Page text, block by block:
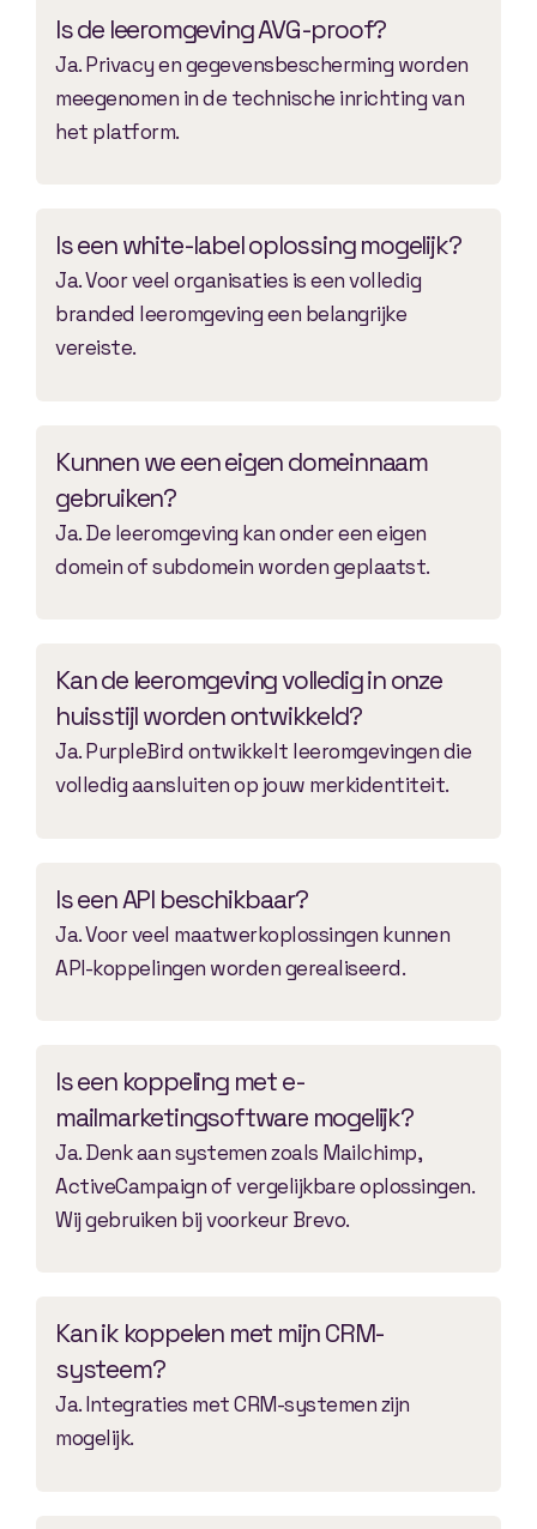
Is de leeromgeving AVG-proof?
Ja. Privacy en gegevensbescherming worden
meegenomen in de technische inrichting van
het platform.
Is een white-label oplossing mogelijk?
Ja. Voor veel organisaties is een volledig
branded leeromgeving een belangrijke
vereiste.
Kunnen we een eigen domeinnaam
gebruiken?
Ja. De leeromgeving kan onder een eigen
domein of subdomein worden geplaatst.
Kan de leeromgeving volledig in onze
huisstijl worden ontwikkeld?
Ja. PurpleBird ontwikkelt leeromgevingen die
volledig aansluiten op jouw merkidentiteit.
Is een API beschikbaar?
Ja. Voor veel maatwerkoplossingen kunnen
API-koppelingen worden gerealiseerd.
Is een koppeling met e-
mailmarketingsoftware mogelijk?
Ja. Denk aan systemen zoals Mailchimp,
ActiveCampaign of vergelijkbare oplossingen.
Wij gebruiken bij voorkeur Brevo.
Kan ik koppelen met mijn CRM-
systeem?
Ja. Integraties met CRM-systemen zijn
mogelijk.